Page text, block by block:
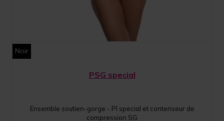
Noir
PSG special
Ensemble soutien-gorge - PI special et contenseur de
compression SG